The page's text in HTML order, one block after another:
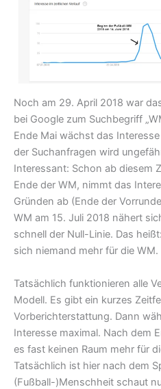
Noch am 29. April 2018 war
bei Google zum Suchbegriff
Ende Mai wächst das
der Suchanfragen wird
Interessant: Schon ab diesem
Ende der WM, nimmt das
Gründen ab (Ende der
WM am 15. Juli 2018 nähert
schnell der Null-Linie. Das
sich niemand mehr für die WM.
Tatsächlich funktionieren alle
Modell. Es gibt ein kurzes
Vorberichterstattung. Dann
Interesse maximal. Nach dem
es fast keinen Raum mehr für
Tatsächlich ist hier nach dem
(Fußball-)Menschheit schaut